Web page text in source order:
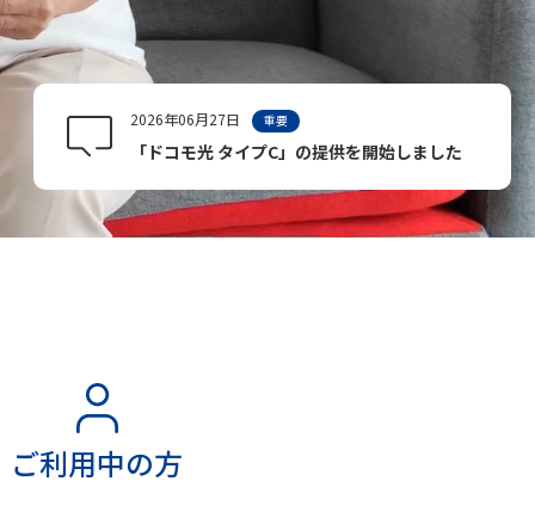
2026年06月27日 重要
「ドコモ光 タイプC」の提供を開始しました
ご利用中の方